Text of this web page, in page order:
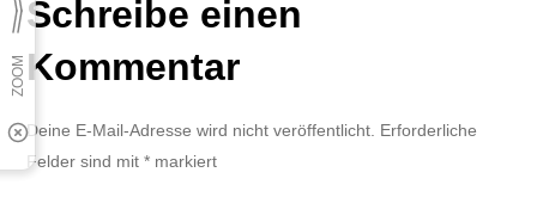
Schreibe einen
Kommentar
Deine E-Mail-Adresse wird nicht veröffentlicht. Erforderliche
Felder sind mit* markiert